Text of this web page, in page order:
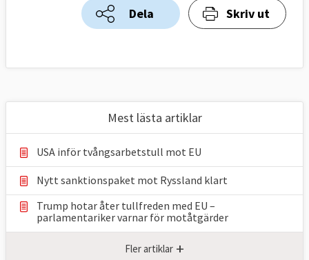
Dela Skriv ut
Mest lästa artiklar
USA inför tvångsarbetstull mot EU
Nytt sanktionspaket mot Ryssland klart
Trump hotar åter tullfreden med EU –
parlamentariker ⁠varnar för motåtgärder
Fler artiklar +